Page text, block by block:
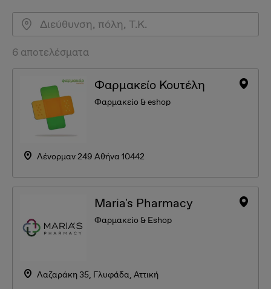
6 αποτελέσματα
Φαρμακείο Κουτέλη
Φαρμακείο & eshop
Λένορμαν 249 Αθήνα 10442
Maria's Pharmacy
Φαρμακείο & Eshop
Λαζαράκη 35, Γλυφάδα, Αττική